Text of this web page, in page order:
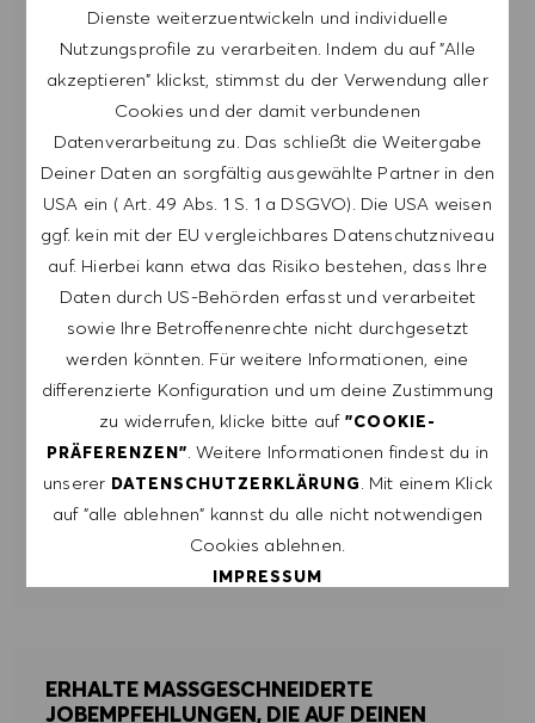
Dienste weiterzuentwickeln und individuelle
Nutzungsprofile zu verarbeiten. Indem du auf "Alle
akzeptieren" klickst, stimmst du der Verwendung aller
Cookies und der damit verbundenen
Datenverarbeitung zu. Das schließt die Weitergabe
Deiner Daten an sorgfältig ausgewählte Partner in den
USA ein ( Art. 49 Abs. 1 S. 1 a DSGVO). Die USA weisen
ggf. kein mit der EU vergleichbares Datenschutzniveau
auf. Hierbei kann etwa das Risiko bestehen, dass Ihre
Daten durch US-Behörden erfasst und verarbeitet
sowie Ihre Betroffenenrechte nicht durchgesetzt
werden könnten. Für weitere Informationen, eine
differenzierte Konfiguration und um deine Zustimmung
zu widerrufen, klicke bitte auf "COOKIE-
PRÄFERENZEN". Weitere Informationen findest du in
unserer DATENSCHUTZERKLÄRUNG. Mit einem Klick
auf "alle ablehnen" kannst du alle nicht notwendigen
Cookies ablehnen.
IMPRESSUM
ALLE ABLEHNEN
HINWEIS: Mit der Anmeldung erkläre ich mich
damit einverstanden, E-Mails mit
Stellenangeboten von HUGO BOSS, Einladungen
zu Veranstaltungen und anderen
karriererelevanten Themen zu erhalten. Ich kann
mich jederzeit abmelden, z.B. indem ich den in
den Mails vorhandenen Abmeldelink anklicke. Ich
akzeptiere, dass meine persönlichen Daten
gemäß der
DATENSCHUTZERKLÄRUNGverarbeitet
werden.
E-Mail-Adresse eingeben (erforderlich)
ALERTS VERWALTEN
ERHALTE MASSGESCHNEIDERTE
JOBEMPFEHLUNGEN, DIE AUF DEINEN